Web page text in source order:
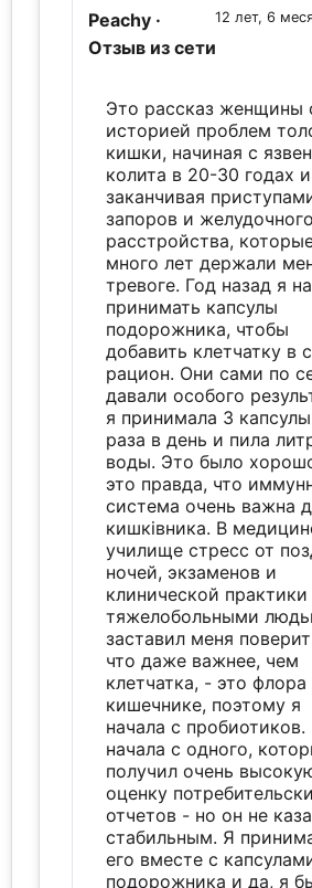
12 лет, 6
Peachy ·
Отзыв из сети
Это рассказ женщины
историей проблем
кишки, начиная с
колита в 20-30 годах и
заканчивая
запоров и желудочного
расстройства,
много лет держали
тревоге. Год назад я
принимать капсулы
подорожника, чтобы
добавить клетчатку в
рацион. Они сами по
давали особого
я принимала 3
раза в день и пила
воды. Это было
это правда, что
система очень важна
кишківника. В
училище стресс от
ночей, экзаменов и
клинической практики
тяжелобольными
заставил меня
что даже важнее, чем
клетчатка, - это флора
кишечнике, поэтому я
начала с пробиотиков.
начала с одного,
получил очень
оценку
отчетов - но он не
стабильным. Я
его вместе с
подорожника и да, я